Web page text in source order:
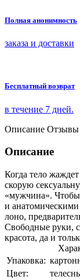
Полная анонимность
заказа и доставки
Бесплатный возврат
в течение 7 дней.
Описание Отзывы
Описание
Когда тело
скорую
«мужчина». Чтобы
и
лоно,
Свободные руки,
красота, да и
Упаковка:
Цвет: